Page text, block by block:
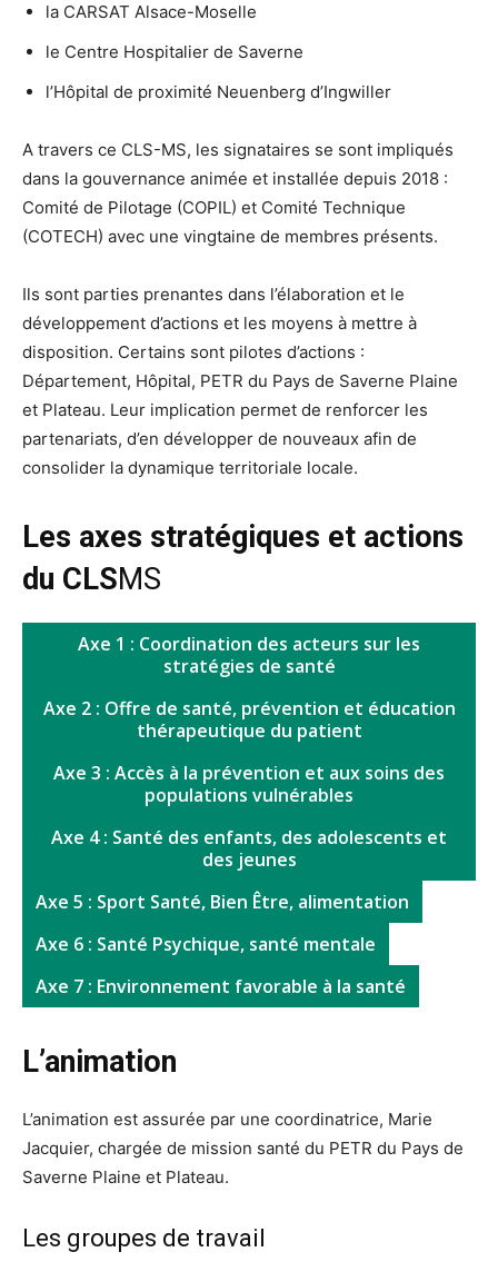
la CARSAT Alsace-Moselle
le Centre Hospitalier de Saverne
l’Hôpital de proximité Neuenberg d’Ingwiller
A travers ce CLS-MS, les signataires se sont impliqués
dans la gouvernance animée et installée depuis 2018 :
Comité de Pilotage (COPIL) et Comité Technique
(COTECH) avec une vingtaine de membres présents.
Ils sont parties prenantes dans l’élaboration et le
développement d’actions et les moyens à mettre à
disposition. Certains sont pilotes d’actions :
Département, Hôpital, PETR du Pays de Saverne Plaine
et Plateau. Leur implication permet de renforcer les
partenariats, d’en développer de nouveaux afin de
consolider la dynamique territoriale locale.
Les axes stratégiques et actions
du CLSMS
Axe 1 : Coordination des acteurs sur les
stratégies de santé
Axe 2 : Offre de santé, prévention et éducation
thérapeutique du patient
Axe 3 : Accès à la prévention et aux soins des
populations vulnérables
Axe 4 : Santé des enfants, des adolescents et
des jeunes
Axe 5 : Sport Santé, Bien Être, alimentation
Axe 6 : Santé Psychique, santé mentale
Axe 7 : Environnement favorable à la santé
L’animation
L’animation est assurée par une coordinatrice, Marie
Jacquier, chargée de mission santé du PETR du Pays de
Saverne Plaine et Plateau.
Les groupes de travail